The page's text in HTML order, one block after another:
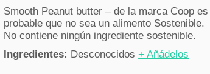
Smooth Peanut butter – de la marca Coop es
probable que no sea un alimento Sostenible.
No contiene ningún ingrediente sostenible.
Ingredientes: Desconocidos+ Añádelos